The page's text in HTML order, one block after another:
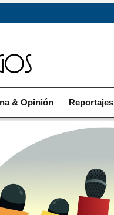
& Opinión Reportajes